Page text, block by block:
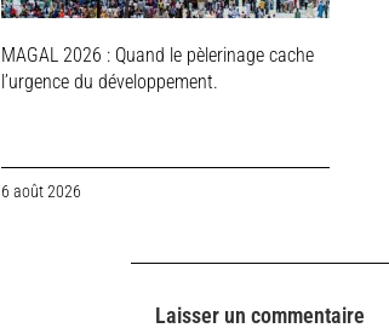
MAGAL 2026 : Quand le pèlerinage cache
l’urgence du développement.
6 août 2026
Laisser un commentaire